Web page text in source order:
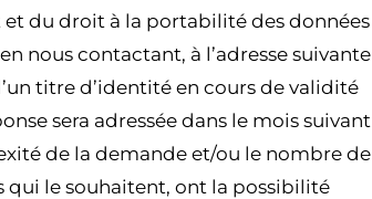
du droit à la portabilité des données
nous contactant, à l’adresse suivante
titre d’identité en cours de validité
sera adressée dans le mois suivant
de la demande et/ou le nombre de
qui le souhaitent, ont la possibilité